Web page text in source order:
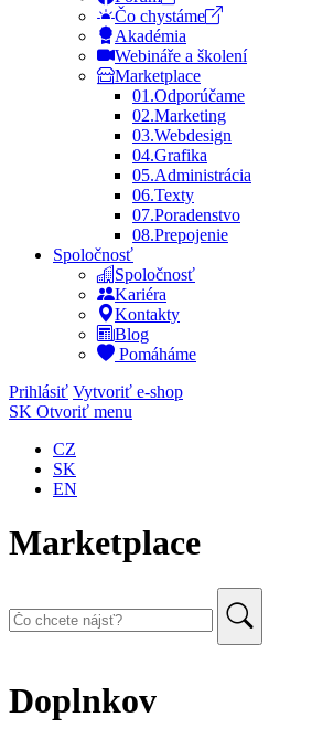
Čo chystáme
Akadémia
Webináře a školení
Marketplace
01.Odporúčame
02.Marketing
03.Webdesign
04.Grafika
05.Administrácia
06.Texty
07.Poradenstvo
08.Prepojenie
Spoločnosť
Spoločnosť
Kariéra
Kontakty
Blog
Pomáháme
Prihlásiť Vytvoriť e-shop
SK Otvoriť menu
CZ
SK
EN
Marketplace
Doplnkov